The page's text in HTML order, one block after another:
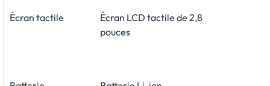
Écran tactile
Écran LCD tactile de 2,8
pouces